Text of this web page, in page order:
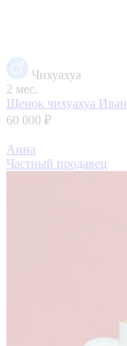
Чихуахуа
2 мес.
Щенок чихуахуа
60 000 ₽
Анна
Частный продавец